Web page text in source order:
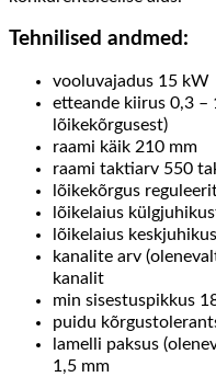
Tehnilised andmed:
vooluvajadus 15 kW
etteande kiirus 0,3 –
lõikekõrgusest)
raami käik 210 mm
raami taktiarv 550
lõikekõrgus
lõikelaius
lõikelaius
kanalite arv
kanalit
min sisestuspikkus
puidu
lamelli paksus
1,5 mm